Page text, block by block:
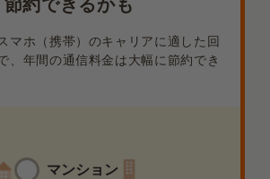
節約できるかも
マホ（携帯）のキャリアに適した回
、年間の通信料金は大幅に節約でき
マンション